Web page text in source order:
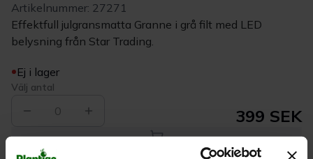
Artikelnummer: 27271
Effektfull julgransmatta Granne i grå filt med LED
belysning från Star Trading.
Ej i lager
Välj antal
0 399 SEK